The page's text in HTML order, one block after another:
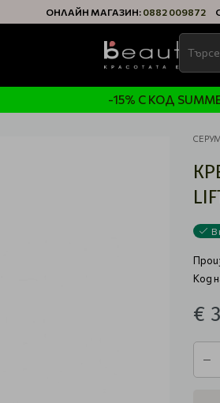
ОНЛАЙН МАГАЗИН: 0882 009872
-15% С КОД
В
Код
€